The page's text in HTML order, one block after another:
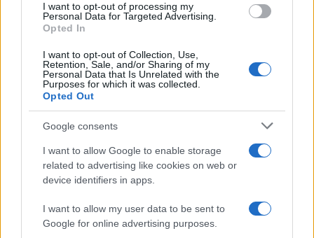
I want to opt-out of processing my
Personal Data for Targeted Advertising.
Opted In
I want to opt-out of Collection, Use,
Retention, Sale, and/or Sharing of my
Personal Data that Is Unrelated with the
Purposes for which it was collected.
Opted Out
Google consents
I want to allow Google to enable storage
related to advertising like cookies on web or
device identifiers in apps.
I want to allow my user data to be sent to
Google for online advertising purposes.
Naj se še enkrat zahvalimo vsem sodelujočim –
številnim prostovoljcem, ki skrbijo za nemoten potek
in izvedbo državnih preverjanj, maskerjem in
ocenjevalcem, številnim imitatorjem poškodb, Občini